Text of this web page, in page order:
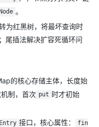
。
为红黑树，将最坏查询时
；尾插法解决扩容死循环问
的核心存储主体，长度始
制，首次 put 时才初始
接口，核心属性：
fin